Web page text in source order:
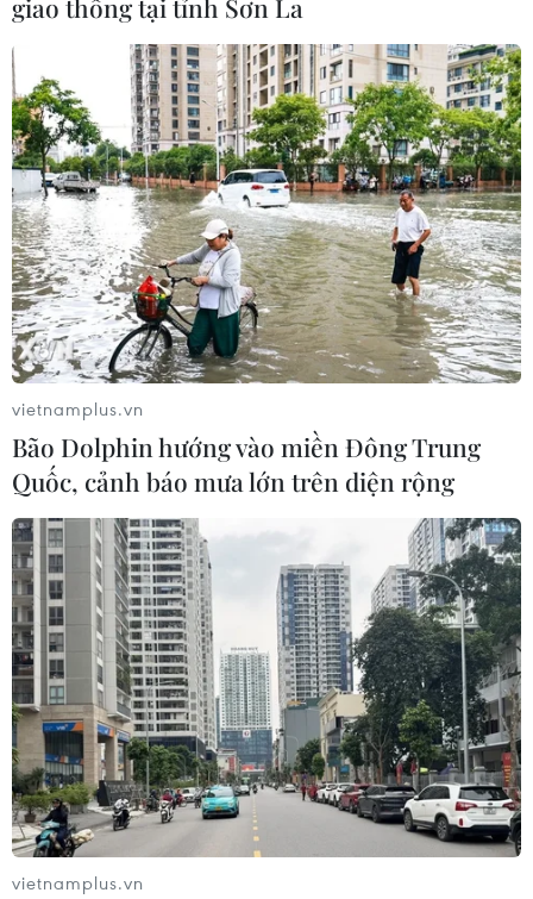
vietnamplus.vn
Bão Dolphin hướng vào miền Đông Trung
Quốc, cảnh báo mưa lớn trên diện rộng
vietnamplus.vn